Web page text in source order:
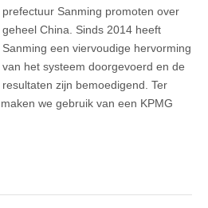
prefectuur Sanming promoten over
geheel China. Sinds 2014 heeft
Sanming een viervoudige hervorming
van het systeem doorgevoerd en de
resultaten zijn bemoedigend. Ter
we gebruik van een KPMG